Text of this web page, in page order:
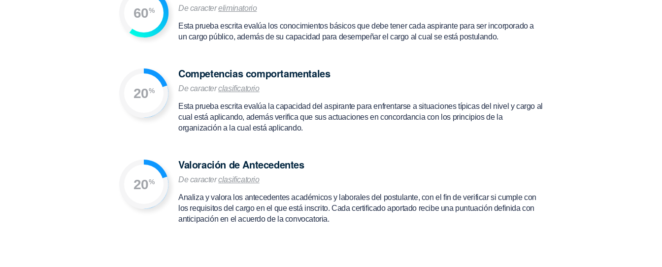
60% De caractereliminatorio
Esta prueba escrita evalúa los conocimientos básicos que debe tener cada aspirante para ser incorporado a
un cargo público, además de su capacidad para desempeñar el cargo al cual se está postulando.
20%
Competencias comportamentales
De caracterclasificatorio
Esta prueba escrita evalúa la capacidad del aspirante para enfrentarse a situaciones típicas del nivel y cargo al
cual está aplicando, además verifica que sus actuaciones en concordancia con los principios de la
organización a la cual está aplicando.
20%
Valoración de Antecedentes
De caracterclasificatorio
Analiza y valora los antecedentes académicos y laborales del postulante, con el fin de verificar si cumple con
los requisitos del cargo en el que está inscrito. Cada certificado aportado recibe una puntuación definida con
anticipación en el acuerdo de la convocatoria.